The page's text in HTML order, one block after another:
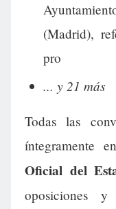
(Madrid),
pro
... y 21 más
Todas las
íntegramente
Oficial del
oposiciones